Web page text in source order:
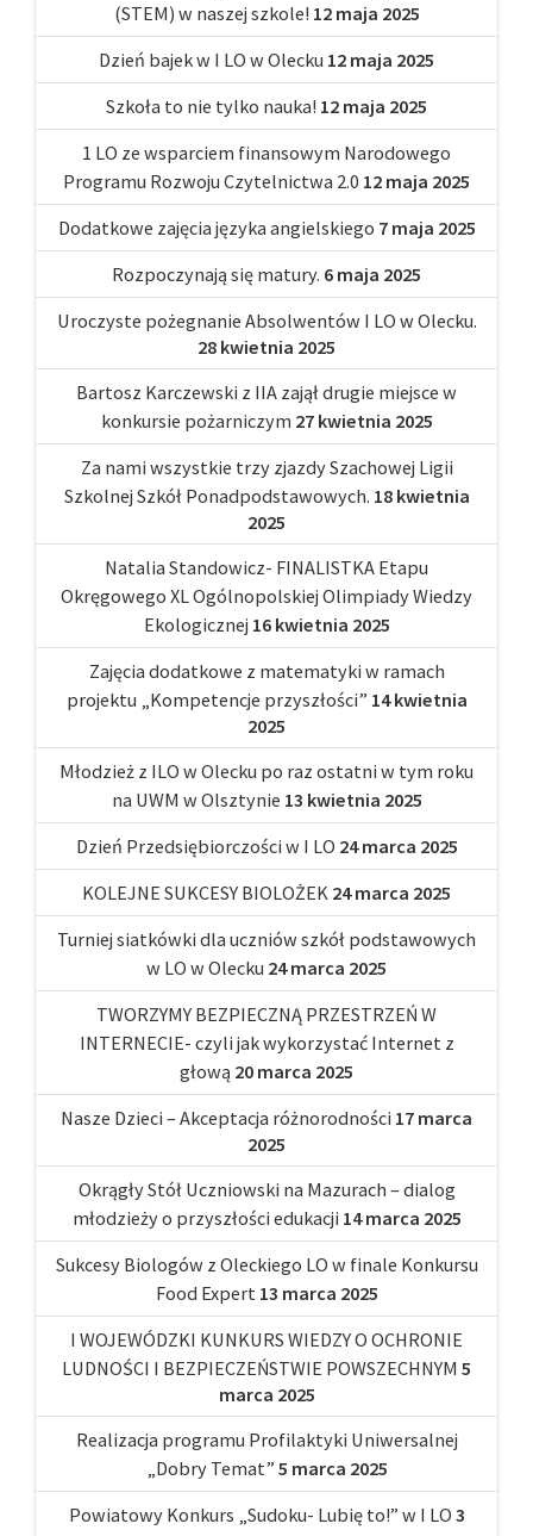
(STEM) w naszej szkole! 12 maja 2025
Dzień bajek w I LO w Olecku 12 maja 2025
Szkoła to nie tylko nauka! 12 maja 2025
1 LO ze wsparciem finansowym Narodowego
Programu Rozwoju Czytelnictwa 2.0 12 maja 2025
Dodatkowe zajęcia języka angielskiego 7 maja 2025
Rozpoczynają się matury. 6 maja 2025
Uroczyste pożegnanie Absolwentów I LO w Olecku.
28 kwietnia 2025
Bartosz Karczewski z IIA zajął drugie miejsce w
konkursie pożarniczym 27 kwietnia 2025
Za nami wszystkie trzy zjazdy Szachowej Ligii
Szkolnej Szkół Ponadpodstawowych. 18 kwietnia
2025
Natalia Standowicz- FINALISTKA Etapu
Okręgowego XL Ogólnopolskiej Olimpiady Wiedzy
Ekologicznej 16 kwietnia 2025
Zajęcia dodatkowe z matematyki w ramach
projektu „Kompetencje przyszłości” 14 kwietnia
2025
Młodzież z ILO w Olecku po raz ostatni w tym roku
na UWM w Olsztynie 13 kwietnia 2025
Dzień Przedsiębiorczości w I LO 24 marca 2025
KOLEJNE SUKCESY BIOLOŻEK 24 marca 2025
Turniej siatkówki dla uczniów szkół podstawowych
w LO w Olecku 24 marca 2025
TWORZYMY BEZPIECZNĄ PRZESTRZEŃ W
INTERNECIE- czyli jak wykorzystać Internet z
głową 20 marca 2025
Nasze Dzieci – Akceptacja różnorodności 17 marca
2025
Okrągły Stół Uczniowski na Mazurach – dialog
młodzieży o przyszłości edukacji 14 marca 2025
Sukcesy Biologów z Oleckiego LO w finale Konkursu
Food Expert 13 marca 2025
I WOJEWÓDZKI KUNKURS WIEDZY O OCHRONIE
LUDNOŚCI I BEZPIECZEŃSTWIE POWSZECHNYM 5
marca 2025
Realizacja programu Profilaktyki Uniwersalnej
„Dobry Temat” 5 marca 2025
Powiatowy Konkurs „Sudoku- Lubię to!” w I LO 3